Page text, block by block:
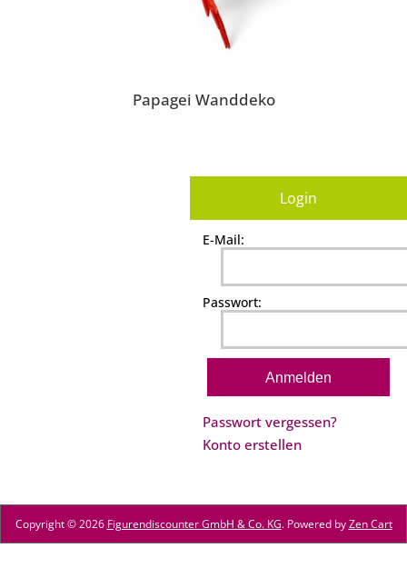
Papagei Wanddeko
Login
E-Mail:
Passwort:
Passwort vergessen?
Konto erstellen
Copyright © 2026 Figurendiscounter GmbH & Co. KG. Powered byZen Cart